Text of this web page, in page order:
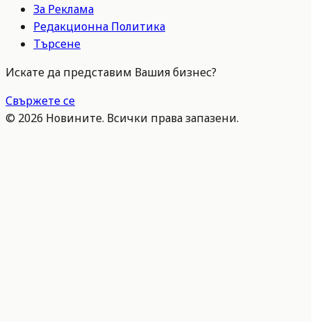
За Реклама
Редакционна Политика
Търсене
Искате да представим Вашия бизнес?
Свържете се
© 2026 Новините. Всички права запазени.